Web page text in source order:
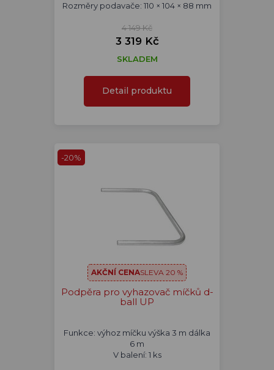
Rozměry podavače: 110 × 104 × 88 mm
4 149 Kč
3 319 Kč
SKLADEM
Detail produktu
-20%
AKČNÍ CENASLEVA 20 %
Podpěra pro vyhazovač míčků d-
ball UP
Funkce: výhoz míčku výška 3 m dálka
6 m
V balení: 1 ks